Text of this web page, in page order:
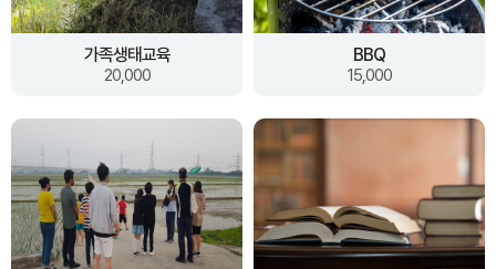
가족생태교육
20,000
BBQ
15,000